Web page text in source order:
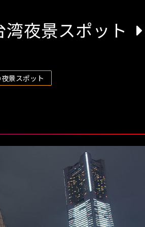
湾夜景スポット
景スポット